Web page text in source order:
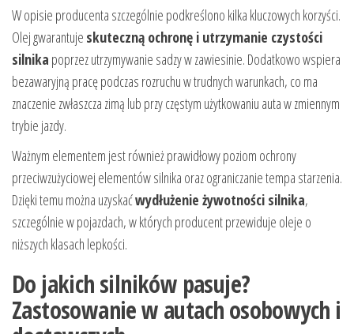
W opisie producenta szczególnie podkreślono kilka kluczowych korzyści.
Olej gwarantuje skuteczną ochronę i utrzymanie czystości
silnika poprzez utrzymywanie sadzy w zawiesinie. Dodatkowo wspiera
bezawaryjną pracę podczas rozruchu w trudnych warunkach, co ma
znaczenie zwłaszcza zimą lub przy częstym użytkowaniu auta w zmiennym
trybie jazdy.
Ważnym elementem jest również prawidłowy poziom ochrony
przeciwzużyciowej elementów silnika oraz ograniczanie tempa starzenia.
Dzięki temu można uzyskaćwydłużenie żywotności silnika,
szczególnie w pojazdach, w których producent przewiduje oleje o
niższych klasach lepkości.
Do jakich silników pasuje?
Zastosowanie w autach osobowych i